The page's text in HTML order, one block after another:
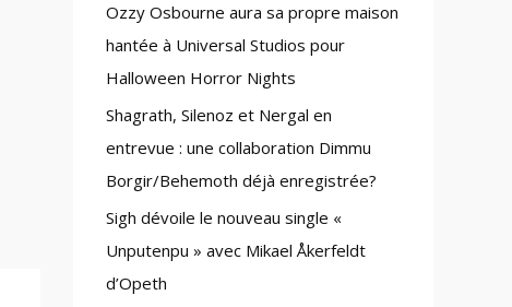
f
o
r
:
Ozzy Osbourne aura sa propre maison
hantée à Universal Studios pour
Halloween Horror Nights
Shagrath, Silenoz et Nergal en
entrevue : une collaboration Dimmu
Borgir/Behemoth déjà enregistrée?
Sigh dévoile le nouveau single «
Unputenpu » avec Mikael Åkerfeldt
d’Opeth